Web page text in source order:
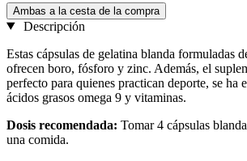
Ambas a la cesta de la compra
Descripción
Estas cápsulas de gelatina blanda formuladas
ofrecen boro, fósforo y zinc. Además, el
perfecto para quienes practican deporte, se ha
ácidos grasos omega 9 y vitaminas.
Dosis recomendada: Tomar 4 cápsulas
una comida.